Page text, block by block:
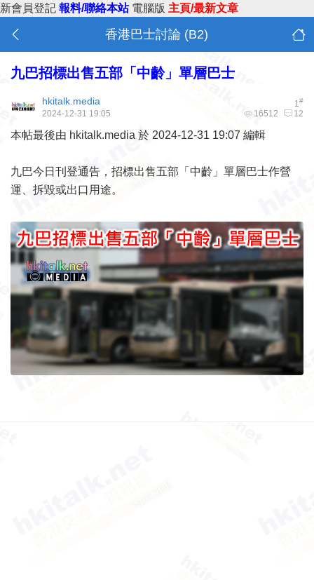
新會員登記 報料/聯絡本站 電腦版 主頁/最新文章
香港巴士討論 (B2)
九巴招標出售五部「中齡」單層巴士
1#
hkitalk.media
16512 12
2024-12-31 19:05
本帖最後由 hkitalk.media 於 2024-12-31 19:07 編輯
九巴今日刊登通告 ，招標出售五部「中齡」單層巴士作營
運、拆毀或出口用途。